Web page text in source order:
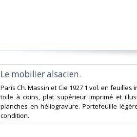
‎Le mobilier alsacien.‎
‎Paris Ch. Massin et Cie 1927 1 vol. en
toile à coins, plat supérieur imprimé et
planches en héliogravure. Portefeuille
condition.‎